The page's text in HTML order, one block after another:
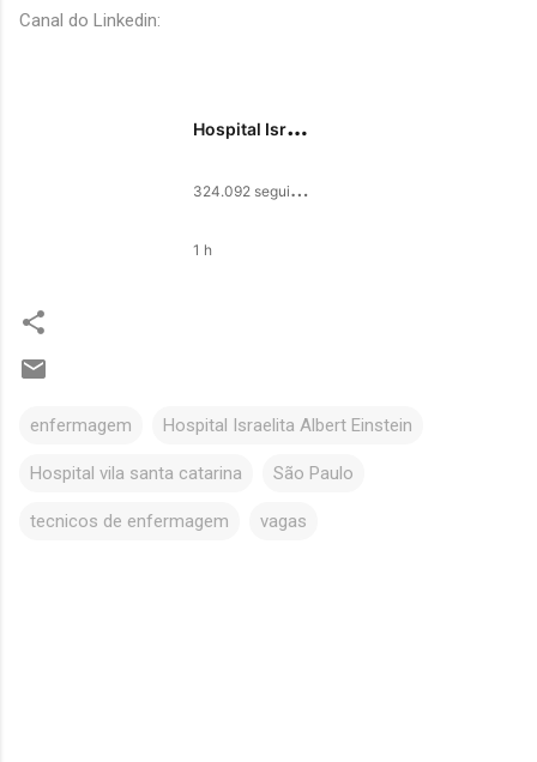
Canal do Linkedin:
Hospital Israelita Albert Einstein
3
24.092 seguidores
1 h
enfermagem Hospital Israelita Albert Einstein
Hospital vila santa catarina São Paulo
tecnicos de enfermagem vagas